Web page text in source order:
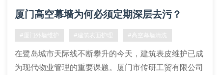
果，其粒径分布d50值控制在120-150nm范围，能有效
穿透硅酮密封胶分子间隙。通过傅里叶红外
厦门高空幕墙为何必须定期深层去污？
#厦门外墙维护 #建筑表面护理 #高空幕墙清洗
在鹭岛城市天际线不断攀升的今天，建筑表皮维护已成
为现代物业管理的重要课题。厦门市传研工贸有限公司